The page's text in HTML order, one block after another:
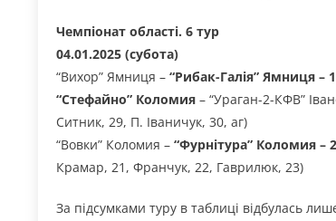
Чемпіонат області. 6 тур
04.01.2025 (субота)
“Вихор” Ямниця – “Рибак-Галія” Ямниця –
“Стефайно” Коломия – “Ураган-2-КФВ”
Ситник, 29, П. Іваничук, 30, аг)
“Вовки” Коломия – “Фурнітура” Коломия –
Крамар, 21, Франчук, 22, Гаврилюк, 23)
За підсумками туру в таблиці відбулась